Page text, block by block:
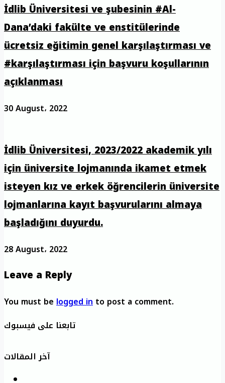
İdlib Üniversitesi ve şubesinin #Al-
Dana’daki fakülte ve enstitülerinde
ücretsiz eğitimin genel karşılaştırması ve
#karşılaştırması için başvuru koşullarının
açıklanması
30 August، 2022
İdlib Üniversitesi, 2023/2022 akademik yılı
için üniversite lojmanında ikamet etmek
isteyen kız ve erkek öğrencilerin üniversite
lojmanlarına kayıt başvurularını almaya
başladığını duyurdu.
28 August، 2022
Leave a Reply
You must belogged into post a comment.
تابعنا على فيسبوك
آخر المقالات